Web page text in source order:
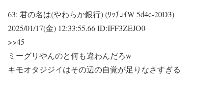
63: 君の名は(やわらか銀行) (ﾜｯﾁｮｲW 5d4c-20D3)
2025/01/17(金) 12:33:55.66 ID:IFF3ZEJO0
>>45
ミーグリやんのと何も違わんだろw
キモオタジジイはその辺の自覚が足りなさすぎる